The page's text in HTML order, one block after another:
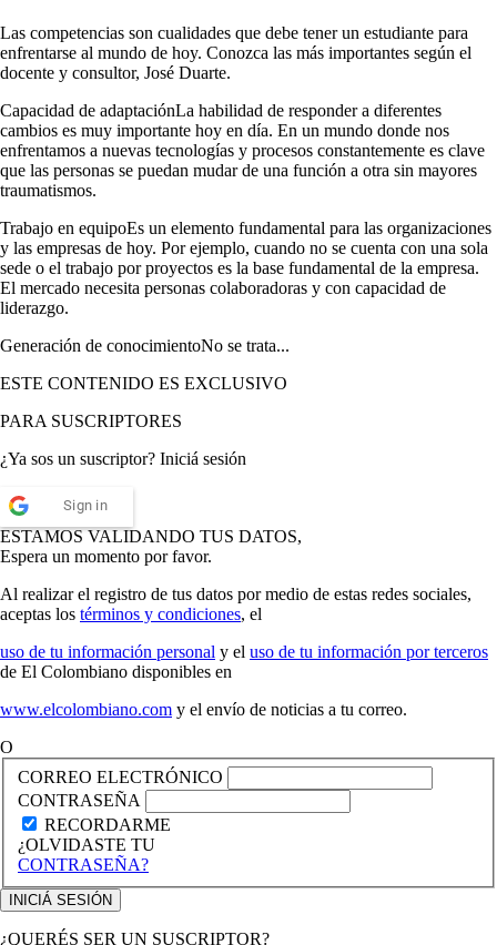
Las competencias son cualidades que debe tener un estudiante para
enfrentarse al mundo de hoy. Conozca las más importantes según el
docente y consultor, José Duarte.
Capacidad de adaptaciónLa habilidad de responder a diferentes
cambios es muy importante hoy en día. En un mundo donde nos
enfrentamos a nuevas tecnologías y procesos constantemente es clave
que las personas se puedan mudar de una función a otra sin mayores
traumatismos.
Trabajo en equipoEs un elemento fundamental para las organizaciones
y las empresas de hoy. Por ejemplo, cuando no se cuenta con una sola
sede o el trabajo por proyectos es la base fundamental de la empresa.
El mercado necesita personas colaboradoras y con capacidad de
liderazgo.
Generación de conocimientoNo se trata...
ESTE CONTENIDO ES EXCLUSIVO
PARA SUSCRIPTORES
¿Ya sos un suscriptor? Iniciá sesión
Sign in
ESTAMOS VALIDANDO TUS DATOS,
Espera un momento por favor.
Al realizar el registro de tus datos por medio de estas redes sociales,
aceptas los términos y condiciones, el
uso de tu información personal y el uso de tu información por terceros
de El Colombiano disponibles en
www.elcolombiano.com y el envío de noticias a tu correo.
O
CORREO ELECTRÓNICO
CONTRASEÑA
RECORDARME
¿OLVIDASTE TU
CONTRASEÑA?
¿QUERÉS SER UN SUSCRIPTOR?